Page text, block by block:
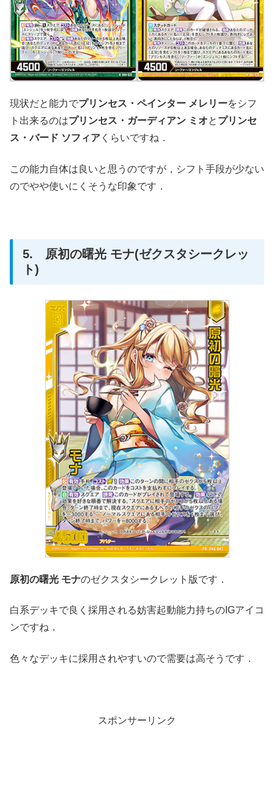
現状だと能力でプリンセス・ペインター メレリーをシフ
ト出来るのはプリンセス・ガーディアン ミオと プリンセ
ス・バード ソフィア くらいですね．
この能力自体は良いと思うのですが，シフト手段が少ない
のでやや使いにくそうな印象です．
5. 原初の曙光 モナ(ゼクスタシークレッ
ト)
原初の曙光 モナのゼクスタシークレット版です．
白系デッキで良く採用される妨害起動能力持ちのIGアイコ
ンですね．
色々なデッキに採用されやすいので需要は高そうです．
スポンサーリンク